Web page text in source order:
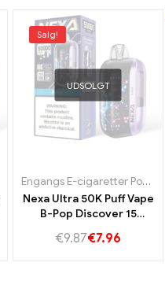
,Engangs e-cigaretter Sverige
Salg!
UDSOLGT
Engangs E-cigaretter Portugal
Nexa Ultra 50K Puff Vape
B-Pop Discover 15
uforglemmelig
€9.87€7.96